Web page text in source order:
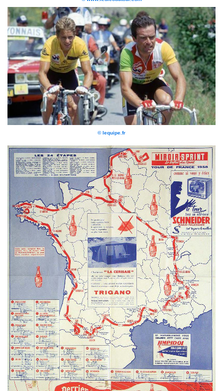
© lequipe.fr